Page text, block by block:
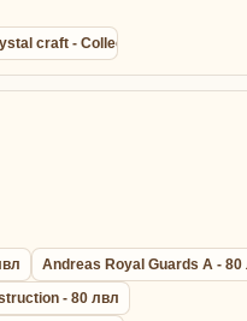
craft - Collection agathion
Andreas Royal Guards A - 80
- 80 лвл